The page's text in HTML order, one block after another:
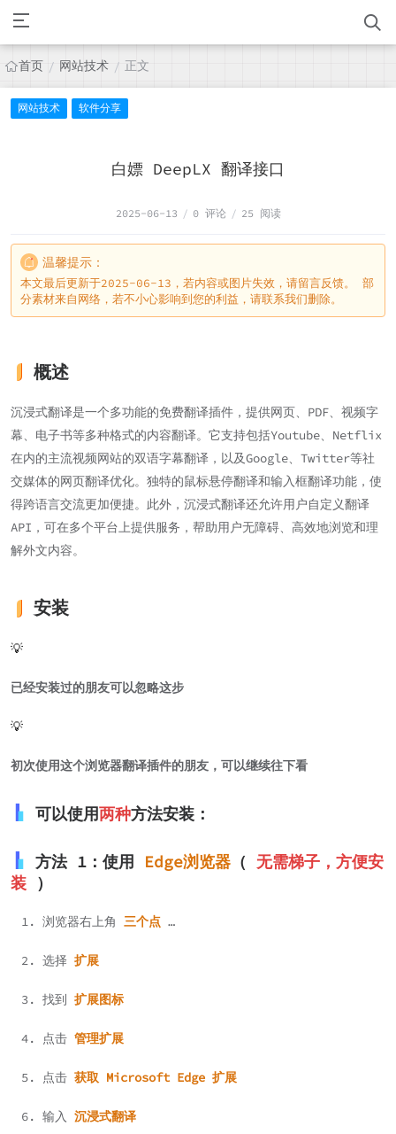
首页 / 网站技术 / 正文
网站技术 软件分享
白嫖 DeepLX 翻译接口
2025-06-13 / 0 评论 / 25 阅读
温馨提示：
本文最后更新于2025-06-13，若内容或图片失效，请留言反馈。 部
分素材来自网络，若不小心影响到您的利益，请联系我们删除。
概述
沉浸式翻译是一个多功能的免费翻译插件，提供网页、PDF、视频字
幕、电子书等多种格式的内容翻译。它支持包括Youtube、Netflix
在内的主流视频网站的双语字幕翻译，以及Google、Twitter等社
交媒体的网页翻译优化。独特的鼠标悬停翻译和输入框翻译功能，使
得跨语言交流更加便捷。此外，沉浸式翻译还允许用户自定义翻译
API，可在多个平台上提供服务，帮助用户无障碍、高效地浏览和理
解外文内容。
安装
💡
已经安装过的朋友可以忽略这步
💡
初次使用这个浏览器翻译插件的朋友，可以继续往下看
可以使用两种方法安装：
方法 1：使用 Edge浏览器 （
无需梯子，方便安
装 ）
浏览器右上角 三个点 …
选择 扩展
找到 扩展图标
点击 管理扩展
点击 获取 Microsoft Edge 扩展
输入 沉浸式翻译